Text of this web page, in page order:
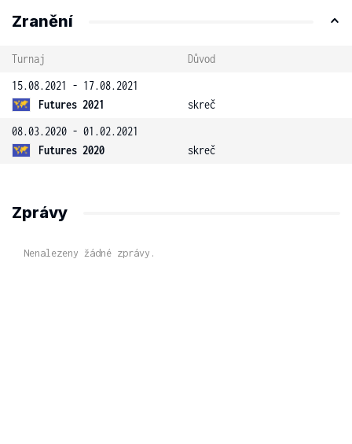
Zranění
Turnaj
Důvod
15.08.2021 - 17.08.2021
Futures 2021
skreč
08.03.2020 - 01.02.2021
Futures 2020
skreč
Zprávy
Nenalezeny žádné zprávy.